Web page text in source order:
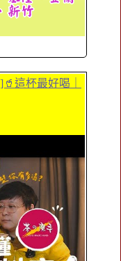
這杯最好喝｜